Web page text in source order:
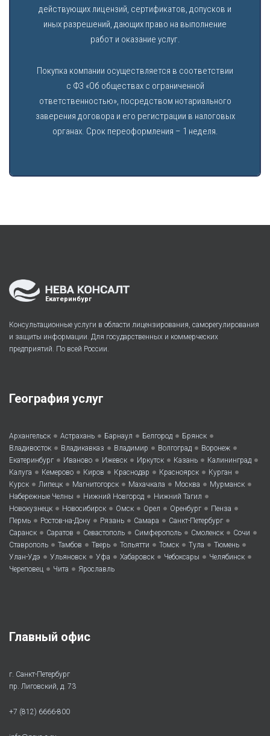
действующих лицензий, сертификатов, допусков и
иных разрешений, дающих право на выполнение
работ и оказание услуг.
Покупка компании осуществляется в соответствии
с ФЗ «Об обществах с ограниченной
ответственностью», посредством нотариального
заверения договора и его регистрации в налоговых
органах. Срок переоформления – 1 неделя.
Екатеринбург
Консультационные услуги в области лицензирования, саморегулирования
и защиты информации. Для государственных и коммерческих
предприятий. По всей России.
География услуг
Архангельск • Астрахань • Барнаул • Белгород • Брянск •
Владивосток • Владикавказ • Владимир • Волгоград • Воронеж •
Екатеринбург • Иваново • Ижевск • Иркутск • Казань • Калининград •
Калуга • Кемерово • Киров • Краснодар • Красноярск • Курган •
Курск • Липецк • Магнитогорск • Махачкала • Москва • Мурманск •
Набережные Челны • Нижний Новгород • Нижний Тагил •
Новокузнецк • Новосибирск • Омск • Орел • Оренбург • Пенза •
Пермь • Ростов-на-Дону • Рязань • Самара • Санкт-Петербург •
Саранск • Саратов • Севастополь • Симферополь • Смоленск • Сочи •
Ставрополь • Тамбов • Тверь • Тольятти • Томск • Тула • Тюмень •
Улан-Удэ • Ульяновск • Уфа • Хабаровск • Чебоксары • Челябинск •
Череповец • Чита • Ярославль
Главный офис
г. Санкт-Петербург
пр. Лиговский, д. 73
+7 (812) 6666-800